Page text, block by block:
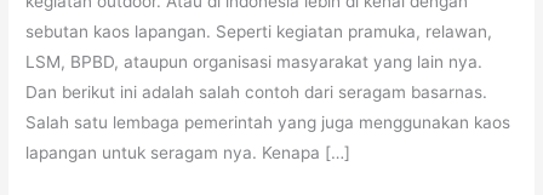
sebutan kaos lapangan. Seperti kegiatan pramuka, relawan,
LSM, BPBD, ataupun organisasi masyarakat yang lain nya.
Dan berikut ini adalah salah contoh dari seragam basarnas.
Salah satu lembaga pemerintah yang juga menggunakan kaos
lapangan untuk seragam nya. Kenapa […]